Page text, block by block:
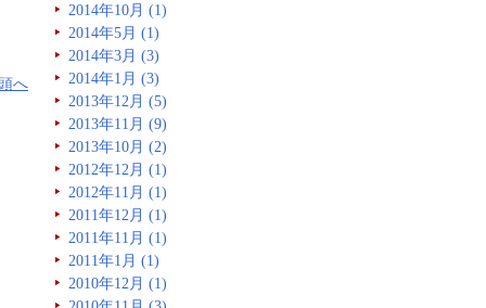
へ
2014年10月 (1)
2014年5月 (1)
2014年3月 (3)
2014年1月 (3)
2013年12月 (5)
2013年11月 (9)
2013年10月 (2)
2012年12月 (1)
2012年11月 (1)
2011年12月 (1)
2011年11月 (1)
2011年1月 (1)
2010年12月 (1)